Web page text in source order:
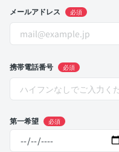
メールアドレス 必須
携帯電話番号 必須
第一希望 必須